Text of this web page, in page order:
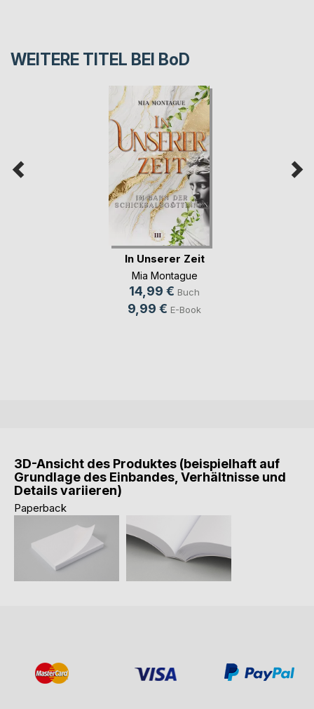
WEITERE TITEL BEI BoD
In Unserer Zeit
Mia Montague
14,99 € Buch
9,99 € E-Book
3D-Ansicht des Produktes (beispielhaft auf
Grundlage des Einbandes, Verhältnisse und
Details variieren)
Paperback